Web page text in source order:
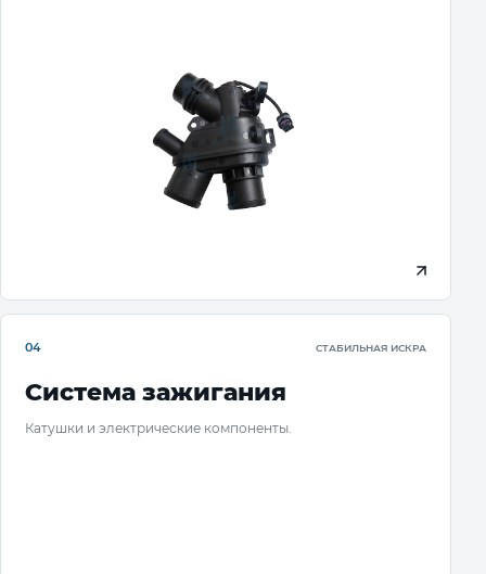
04 СТАБИЛЬНАЯ ИСКРА
Система зажигания
Катушки и электрические компоненты.